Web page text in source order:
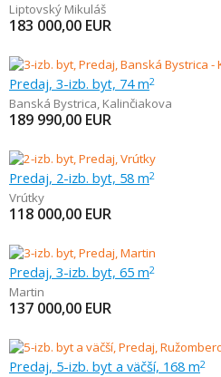
Liptovský Mikuláš
183 000,00 EUR
Predaj, 3-izb. byt, 74 m2
Banská Bystrica, Kalinčiakova
189 990,00 EUR
Predaj, 2-izb. byt, 58 m2
Vrútky
118 000,00 EUR
Predaj, 3-izb. byt, 65 m2
Martin
137 000,00 EUR
Predaj, 5-izb. byt a väčší, 168 m2